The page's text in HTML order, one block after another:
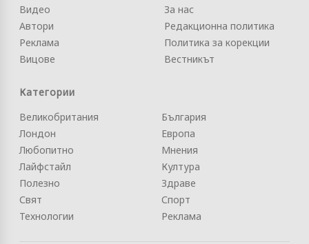
Видео
Автори
Реклама
Вицове
За нас
Редакционна политика
Политика за корекции
Вестникът
Категории
Великобритания
Лондон
Любопитно
Лайфстайл
Полезно
Свят
Технологии
България
Европа
Мнения
Култура
Здраве
Спорт
Реклама